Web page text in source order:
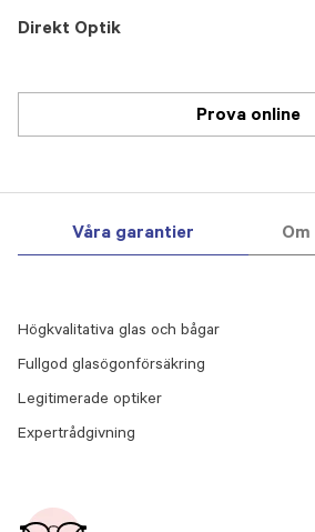
Direkt Optik
Prova online
Våra garantier
Högkvalitativa glas och bågar
Fullgod glasögonförsäkring
Legitimerade optiker
Expertrådgivning